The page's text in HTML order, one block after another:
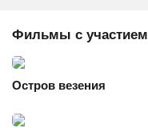
Фильмы с участием
Остров везения